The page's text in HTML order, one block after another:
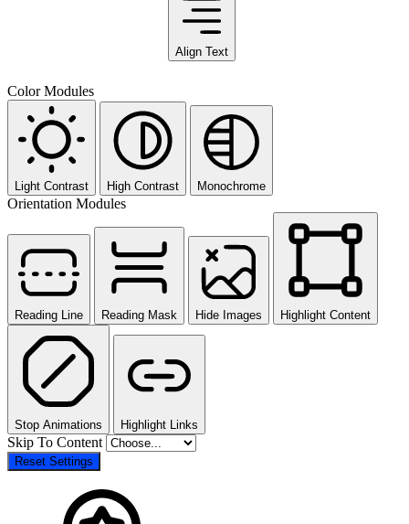
Align Text
Color Modules
Light Contrast High Contrast Monochrome
Orientation Modules
Reading Line Reading Mask Hide Images Highlight Content
Stop Animations Highlight Links
Skip To Content
Reset Settings